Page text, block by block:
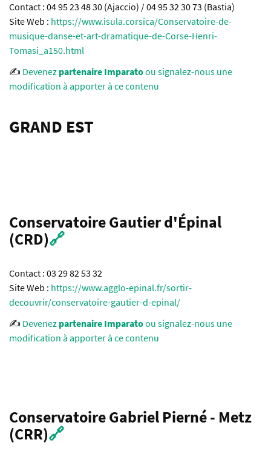
Contact : 04 95 23 48 30 (Ajaccio) / 04 95 32 30 73 (Bastia)
Site Web : https://www.isula.corsica/Conservatoire-de-
musique-danse-et-art-dramatique-de-Corse-Henri-
Tomasi_a150.html
✍️ Devenez partenaire Imparatoou signalez-nous une
modification à apporter à ce contenu
GRAND EST
Conservatoire Gautier d'Épinal
(CRD)🔗
Contact : 03 29 82 53 32
Site Web : https://www.agglo-epinal.fr/sortir-
decouvrir/conservatoire-gautier-d-epinal/
✍️ Devenez partenaire Imparatoou signalez-nous une
modification à apporter à ce contenu
Conservatoire Gabriel Pierné - Metz
(CRR)🔗